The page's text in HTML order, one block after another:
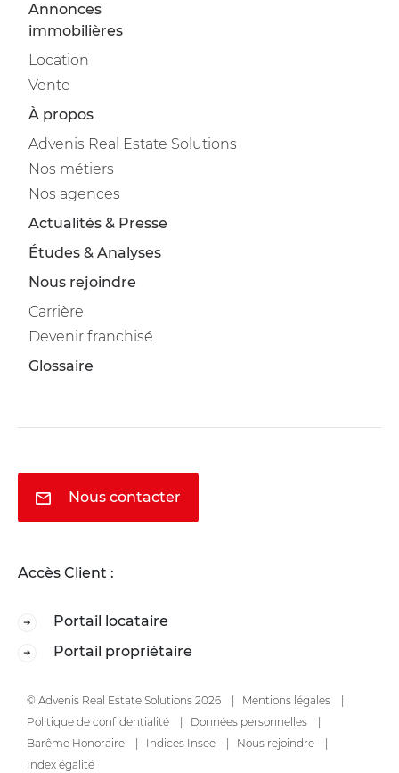
Annonces
immobilières
Location
Vente
À propos
Advenis Real Estate Solutions
Nos métiers
Nos agences
Actualités & Presse
Études & Analyses
Nous rejoindre
Carrière
Devenir franchisé
Glossaire
Nous contacter
Accès Client :
Portail locataire
Portail propriétaire
© Advenis Real Estate Solutions 2026
Mentions légales
Politique de confidentialité
Données personnelles
Barême Honoraire
Indices Insee
Nous rejoindre
Index égalité